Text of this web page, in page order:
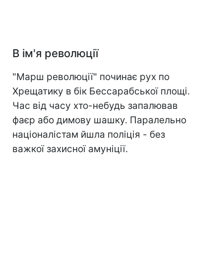
В ім'я революції
"Марш революції" починає рух по
Хрещатику в бік Бессарабської площі.
Час від часу хто-небудь запалював
фаєр або димову шашку. Паралельно
націоналістам йшла поліція - без
важкої захисної амуніції.